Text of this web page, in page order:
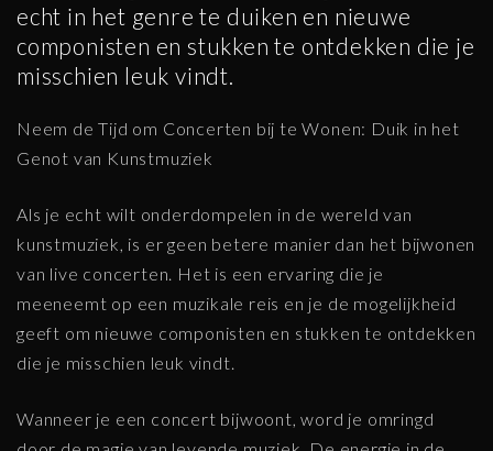
echt in het genre te duiken en nieuwe
componisten en stukken te ontdekken die je
misschien leuk vindt.
Neem de Tijd om Concerten bij te Wonen: Duik in het
Genot van Kunstmuziek
Als je echt wilt onderdompelen in de wereld van
kunstmuziek, is er geen betere manier dan het bijwonen
van live concerten. Het is een ervaring die je
meeneemt op een muzikale reis en je de mogelijkheid
geeft om nieuwe componisten en stukken te ontdekken
die je misschien leuk vindt.
Wanneer je een concert bijwoont, word je omringd